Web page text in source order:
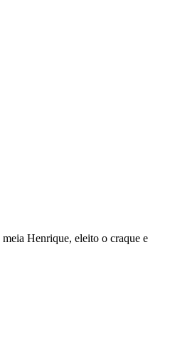
Henrique, eleito o craque e